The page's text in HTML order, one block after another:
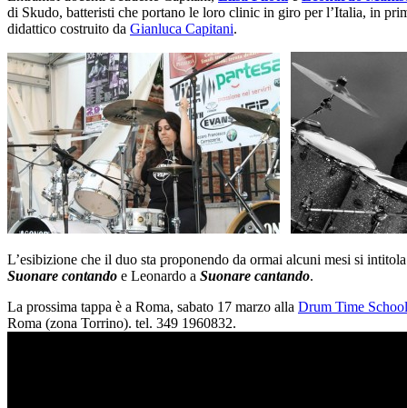
di Skudo, batteristi che portano le loro clinic in giro per l’Italia, in
didattico costruito da Gianluca Capitani.
L’esibizione che il duo sta proponendo da ormai alcuni mesi si intitola
Suonare contando e Leonardo a Suonare cantando.
La prossima tappa è a Roma, sabato 17 marzo alla Drum Time School
Roma (zona Torrino). tel. 349 1960832.